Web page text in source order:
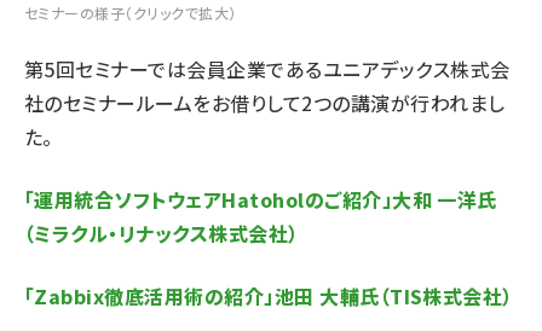
セミナーの様子（クリックで拡大）
第5回セミナーでは会員企業であるユニアデックス株式会
社のセミナールームをお借りして2つの講演が行われまし
た。
「運用統合ソフトウェアHatoholのご紹介」大和 一洋氏
（ミラクル・リナックス株式会社）
「Zabbix徹底活用術の紹介」池田 大輔氏（TIS株式会社）